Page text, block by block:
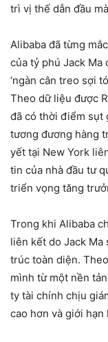
trì vị thế dẫn đầu
Alibaba đã từng
của tỷ phú Jack Ma
‘ngàn cân treo sợi
Theo dữ liệu được
đã có thời điểm sụt
tương đương hàng
yết tại New York
tin của nhà đầu tư
triển vọng tăng
Trong khi Alibaba
liên kết do Jack Ma
trúc toàn diện.
mình từ một nền
ty tài chính chịu
cao hơn và giới hạn